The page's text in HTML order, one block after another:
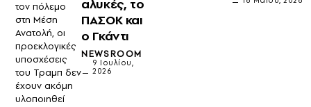
τον πόλεμο
στη Μέση
Ανατολή, οι
προεκλογικές
υποσχέσεις
του Τραμπ δεν
έχουν ακόμη
υλοποιηθεί
αλυκές, το
ΠΑΣΟΚ και
ο Γκάντι
NEWSROOM
9 Ιουλίου,
2026